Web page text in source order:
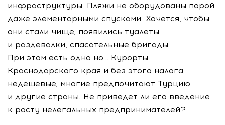
инфраструктуры. Пляжи не оборудованы порой
даже элементарными спусками. Хочется, чтобы
они стали чище, появились туалеты
и раздевалки, спасательные бригады.
При этом есть одно но… Курорты
Краснодарского края и без этого налога
недешевые, многие предпочитают Турцию
и другие страны. Не приведет ли его введение
к росту нелегальных предпринимателей?